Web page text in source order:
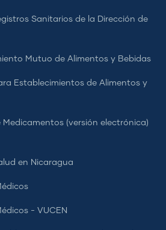
Sanitarios de la Dirección de
Mutuo de Alimentos y Bebidas
Establecimientos de Alimentos y
Medicamentos (versión electrónica)
en Nicaragua
- VUCEN